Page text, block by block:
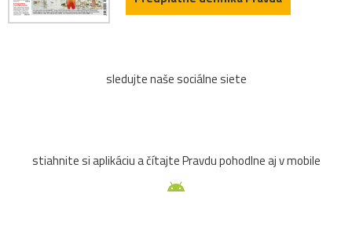
sledujte naše sociálne siete
stiahnite si aplikáciu a čítajte Pravdu pohodlne aj v mobile